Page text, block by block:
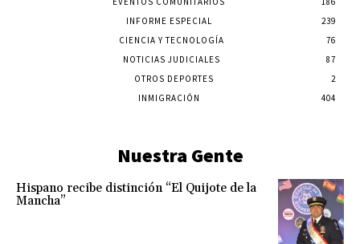
INFORME ESPECIAL
239
CIENCIA Y TECNOLOGÍA
76
NOTICIAS JUDICIALES
87
OTROS DEPORTES
2
INMIGRACIÓN
404
Nuestra Gente
Hispano recibe distinción “El Quijote de la
Mancha”